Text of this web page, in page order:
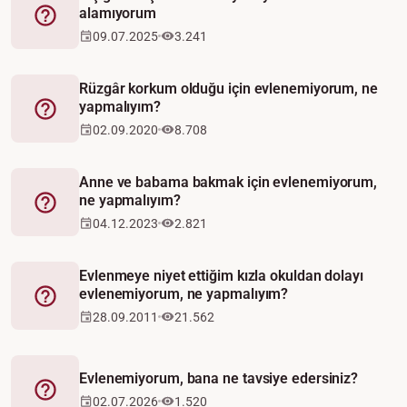
Fetva
alamıyorum
09.07.2025 3.241
Fetva
Rüzgâr korkum olduğu için evlenemiyorum, ne
yapmalıyım?
02.09.2020 8.708
Fetva
Anne ve babama bakmak için evlenemiyorum,
ne yapmalıyım?
04.12.2023 2.821
Fetva
Evlenmeye niyet ettiğim kızla okuldan dolayı
evlenemiyorum, ne yapmalıyım?
28.09.2011 21.562
Fetva
Evlenemiyorum, bana ne tavsiye edersiniz?
02.07.2026 1.520